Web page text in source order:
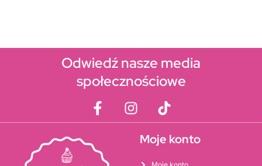
Odwiedź nasze media
społecznościowe
Moje konto